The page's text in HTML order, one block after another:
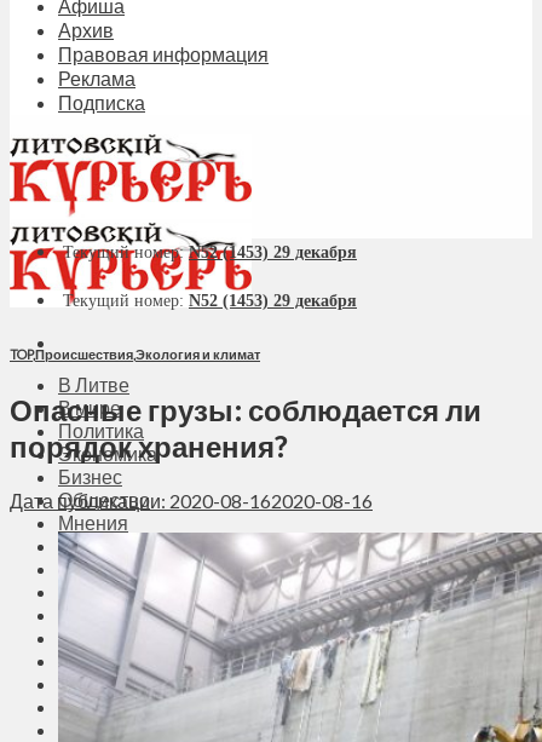
Афиша
Архив
Правовая информация
Реклама
Подписка
В Литве
В мире
Политика
Экономика
Бизнес
Общество
Мнения
Вильнюс
Клайпеда
Висагинас
Регионы
Соседи
Транспорт
Выбор читателей
Калейдоскоп
Армия
Текущий номер:N52 (1453) 29 декабря
Текущий номер: N52 (1453) 29 декабря
TOP,Происшествия,Экология и климат
Опасные грузы: соблюдается ли
порядок хранения?
Дата публикации: 2020-08-162020-08-16